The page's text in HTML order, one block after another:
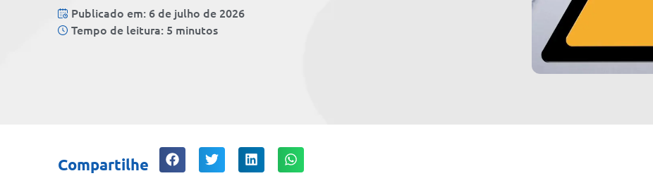
Publicado em: 6 de julho de 2026
Tempo de leitura: 5 minutos
Compartilhe